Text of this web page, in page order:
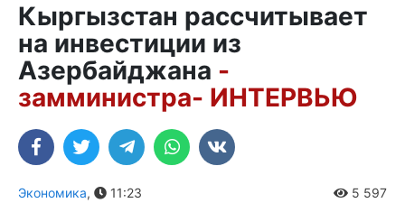
Кыргызстан рассчитывает
на инвестиции из
Азербайджана -
замминистра- ИНТЕРВЬЮ
Экономика, 11:23 5 597